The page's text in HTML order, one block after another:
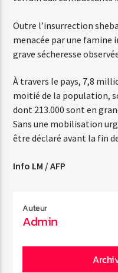
Outre l’insurrection
menacée par une famine
grave sécheresse
À travers le pays, 7,8
moitié de la population,
dont 213.000 sont en
Sans une mobilisation
être déclaré avant la fin
Info LM / AFP
Auteur
Admin